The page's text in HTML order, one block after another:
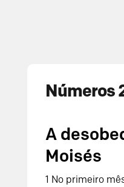
Números
A
Moisés
1 No primeiro